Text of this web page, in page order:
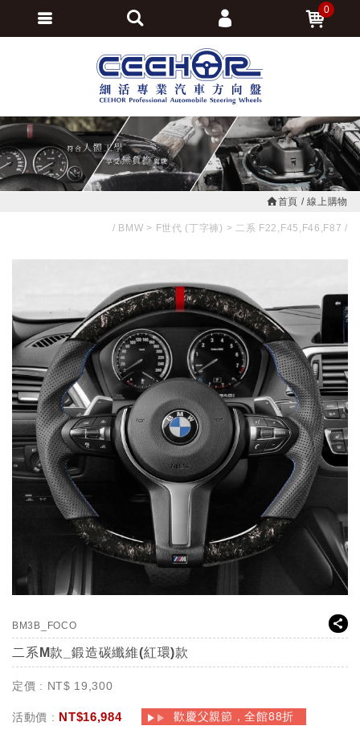
首頁 線上購物
BMW F世代 (丁字褲) 二系 F22,F45,F46,F87
BM3B_FOCO
二系M款_鍛造碳纖維(紅環)款
定價 : NT$ 19,300
活動價 : NT$16,984 歡慶父親節，全館88折
0
會員登入
會員註冊
訂單查詢
追蹤清單
繁體中文